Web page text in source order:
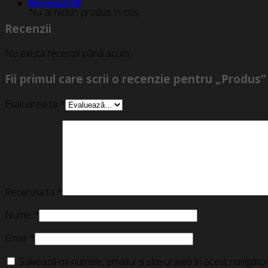
Nu ai niciun produs în coș.
Recenzii (0)
Recenzii
Nu există recenzii până acum.
Fii primul care scrii o recenzie pentru „Produs”
Evaluarea ta *
Recenzia ta *
Nume *
Email *
Salvează-mi numele, emailul și site-ul web în acest